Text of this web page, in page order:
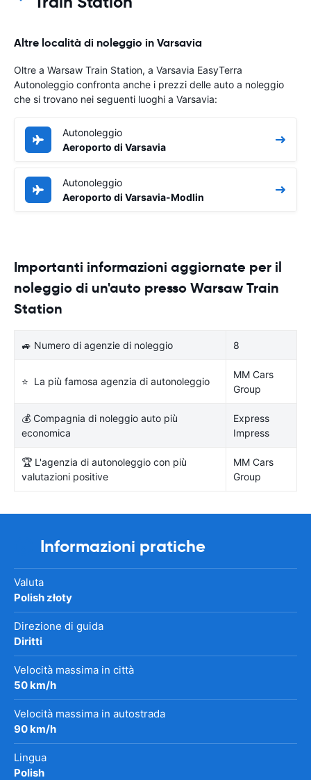
Altre località di noleggio in Varsavia
Oltre a Warsaw Train Station, a Varsavia EasyTerra
Autonoleggio confronta anche i prezzi delle auto a noleggio
che si trovano nei seguenti luoghi a Varsavia:
Autonoleggio
Aeroporto di Varsavia
Autonoleggio
Aeroporto di Varsavia-Modlin
Importanti informazioni aggiornate per il
noleggio di un'auto presso Warsaw Train
Station
🚙 Numero di agenzie di noleggio 8
⭐ La più famosa agenzia di autonoleggio
MM Cars
Group
💰 Compagnia di noleggio auto più
economica
Express
Impress
🏆 L'agenzia di autonoleggio con più
valutazioni positive
MM Cars
Group
Informazioni pratiche
Valuta
Polish złoty
Direzione di guida
Diritti
Velocità massima in città
50 km/h
Velocità massima in autostrada
90 km/h
Lingua
Polish